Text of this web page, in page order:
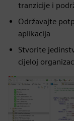
tranzicije i
Održavajte
aplikacija
Stvorite
cijeloj